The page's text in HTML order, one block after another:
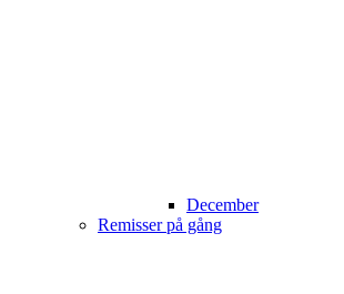
December
Remisser på gång